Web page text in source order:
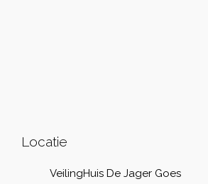
Locatie
VeilingHuis De Jager Goes